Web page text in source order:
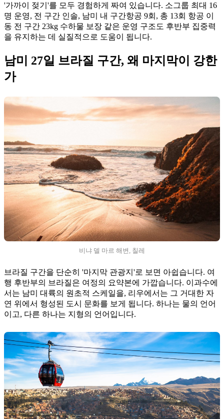
'가까이 젖기'를 모두 경험하게 짜여 있습니다. 소그룹 최대 16
명 운영, 전 구간 인솔, 남미 내 구간항공 9회, 총 13회 항공 이
동 전 구간 23kg 수하물 보장 같은 운영 구조도 후반부 집중력
을 유지하는 데 실질적으로 도움이 됩니다.
남미 27일 브라질 구간, 왜 마지막이 강한
가
비냐 델 마르 해변, 칠레
브라질 구간을 단순히 '마지막 관광지'로 보면 아쉽습니다. 여
행 후반부의 브라질은 여정의 요약본에 가깝습니다. 이과수에
서는 남미 대륙의 원초적 스케일을, 리우에서는 그 거대한 자
연 위에서 형성된 도시 문화를 보게 됩니다. 하나는 물의 언어
이고, 다른 하나는 지형의 언어입니다.